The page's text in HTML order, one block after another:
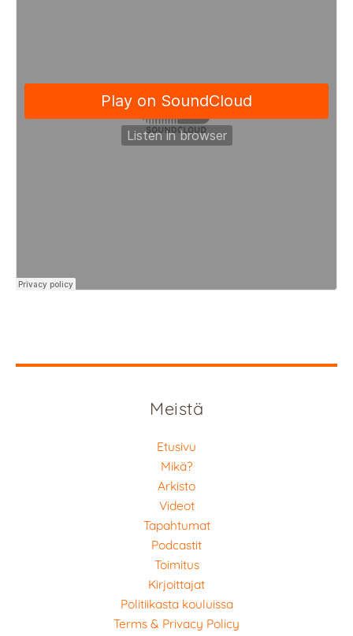
Meistä
Etusivu
Mikä?
Arkisto
Videot
Tapahtumat
Podcastit
Toimitus
Kirjoittajat
Politiikasta kouluissa
Terms & Privacy Policy